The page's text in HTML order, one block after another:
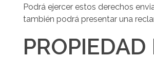
Podrá ejercer estos derechos
también podrá presentar una